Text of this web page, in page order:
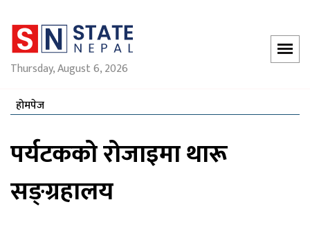
Thursday, August 6, 2026
होमपेज
पर्यटकको रोजाइमा थारू
सङ्ग्रहालय